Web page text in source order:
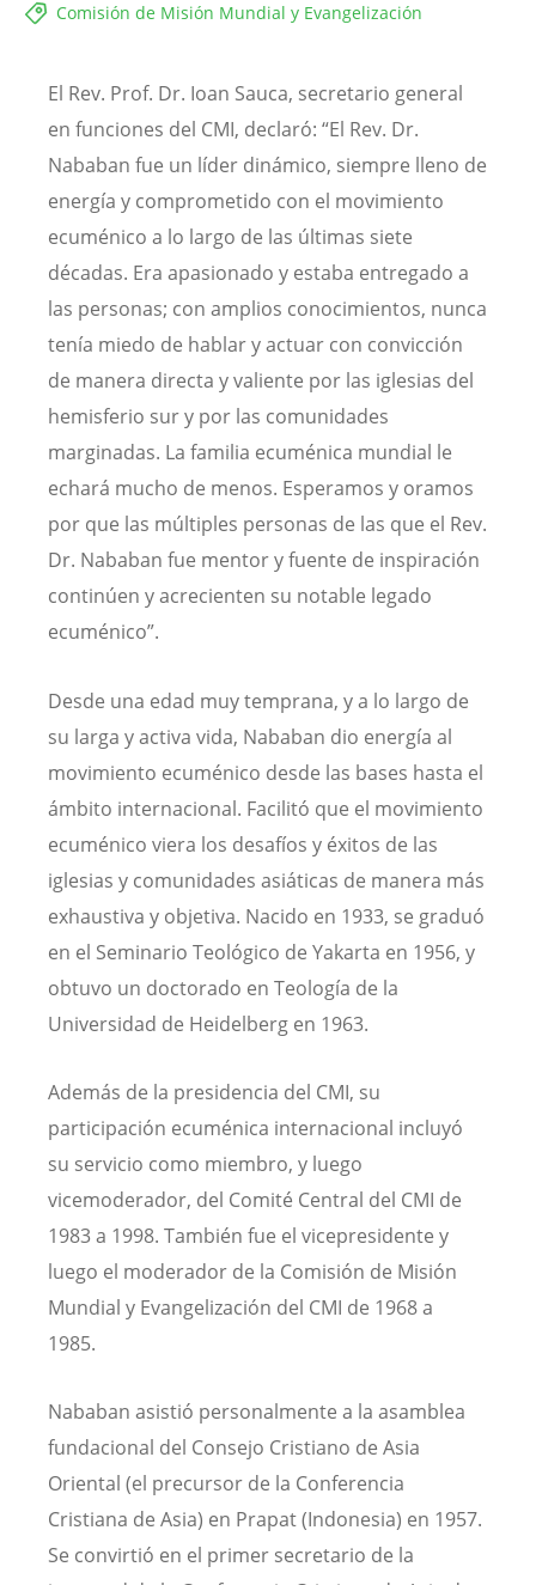
Comisión de Misión Mundial y Evangelización
El Rev. Prof. Dr. Ioan Sauca, secretario general
en funciones del CMI, declaró: “El Rev. Dr.
Nababan fue un líder dinámico, siempre lleno de
energía y comprometido con el movimiento
ecuménico a lo largo de las últimas siete
décadas. Era apasionado y estaba entregado a
las personas; con amplios conocimientos, nunca
tenía miedo de hablar y actuar con convicción
de manera directa y valiente por las iglesias del
hemisferio sur y por las comunidades
marginadas. La familia ecuménica mundial le
echará mucho de menos. Esperamos y oramos
por que las múltiples personas de las que el Rev.
Dr. Nababan fue mentor y fuente de inspiración
continúen y acrecienten su notable legado
ecuménico”.
Desde una edad muy temprana, y a lo largo de
su larga y activa vida, Nababan dio energía al
movimiento ecuménico desde las bases hasta el
ámbito internacional. Facilitó que el movimiento
ecuménico viera los desafíos y éxitos de las
iglesias y comunidades asiáticas de manera más
exhaustiva y objetiva. Nacido en 1933, se graduó
en el Seminario Teológico de Yakarta en 1956, y
obtuvo un doctorado en Teología de la
Universidad de Heidelberg en 1963.
Además de la presidencia del CMI, su
participación ecuménica internacional incluyó
su servicio como miembro, y luego
vicemoderador, del Comité Central del CMI de
1983 a 1998. También fue el vicepresidente y
luego el moderador de la Comisión de Misión
Mundial y Evangelización del CMI de 1968 a
1985.
Nababan asistió personalmente a la asamblea
fundacional del Consejo Cristiano de Asia
Oriental (el precursor de la Conferencia
Cristiana de Asia) en Prapat (Indonesia) en 1957.
Se convirtió en el primer secretario de la